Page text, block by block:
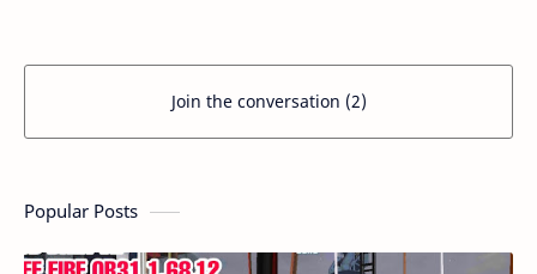
Join the conversation (2)
Popular Posts